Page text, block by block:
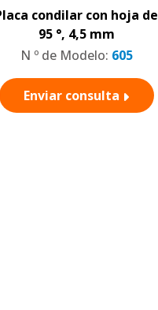
condilar con hoja de
95 °, 4,5 mm
N º de Modelo: 605
Enviar consulta